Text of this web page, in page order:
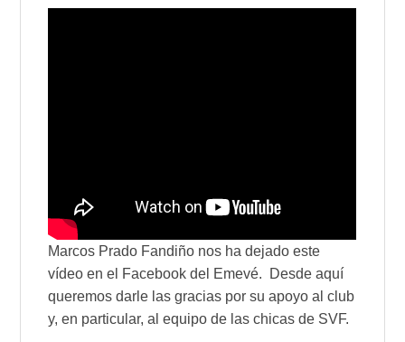
Marcos Prado Fandiño nos ha dejado este
vídeo en el Facebook del Emevé. Desde aquí
queremos darle las gracias por su apoyo al club
y, en particular, al equipo de las chicas de SVF.